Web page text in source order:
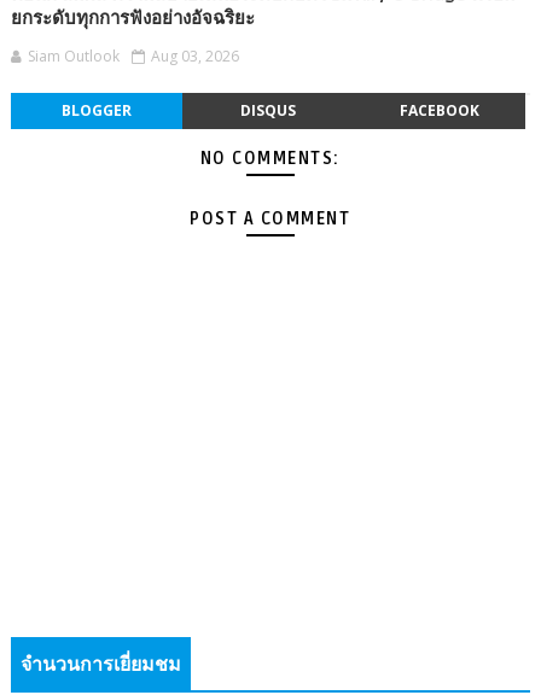
ยกระดับทุกการฟังอย่างอัจฉริยะ
Siam Outlook Aug 03, 2026
BLOGGER DISQUS FACEBOOK
NO COMMENTS:
POST A COMMENT
จำนวนการเยี่ยมชม